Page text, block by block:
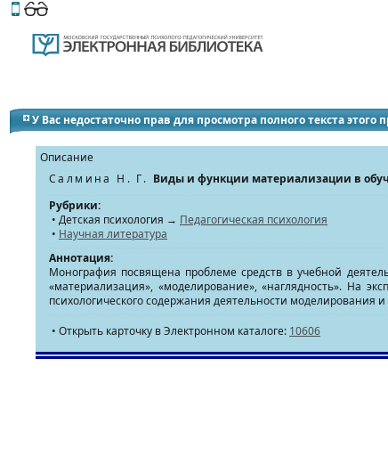
Этот сайт поддерживает
У Вас недостаточно прав для просмотра полного текста
Описание
Салмина Н. Г. Виды и функции материализации в
Рубрики:
• Детская психология → Педагогическая психология
• Научная литература
Аннотация:
Монография посвящена проблеме средств в учебной
«материализация», «моделирование», «наглядность». На
психологического содержания деятельности моделирования
• Открыть карточку в Электронном каталоге: 10606